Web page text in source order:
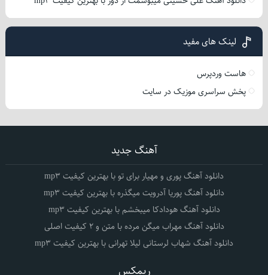
لینک های مفید
هاست وردپرس
پخش سراسری موزیک در سایت
آهنگ جدید
دانلود آهنگ پوری و مهیار برای تو با بهترین کیفیت mp3
دانلود آهنگ پوریا آدرویت میگذره با بهترین کیفیت mp3
دانلود آهنگ هودادکا میبخشم با بهترین کیفیت mp3
دانلود آهنگ مهراب میگن مرده با متن و 2 کیفیت اصلی
دانلود آهنگ شهاب لرستانی لیلا تهرانی با بهترین کیفیت mp3
ریمکس